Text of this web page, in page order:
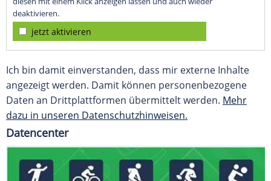
deaktivieren.
jetzt aktivieren
Ich bin damit einverstanden, dass mir externe Inhalte
angezeigt werden. Damit können personenbezogene
Daten an Drittplattformen übermittelt werden. Mehr
dazu in unseren Datenschutzhinweisen.
Datencenter